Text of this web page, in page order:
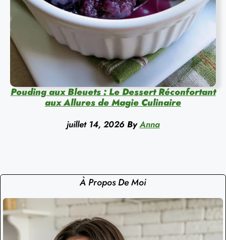
Pouding aux Bleuets : Le Dessert Réconfortant
aux Allures de Magie Culinaire
juillet 14, 2026 By Anna
À Propos De Moi